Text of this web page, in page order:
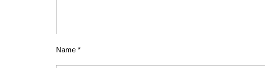
Name *